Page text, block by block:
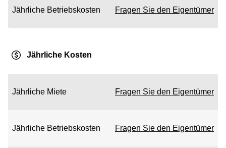
Jährliche Betriebskosten Fragen Sie den Eigentümer
Jährliche Kosten
Jährliche Miete Fragen Sie den Eigentümer
Jährliche Betriebskosten Fragen Sie den Eigentümer